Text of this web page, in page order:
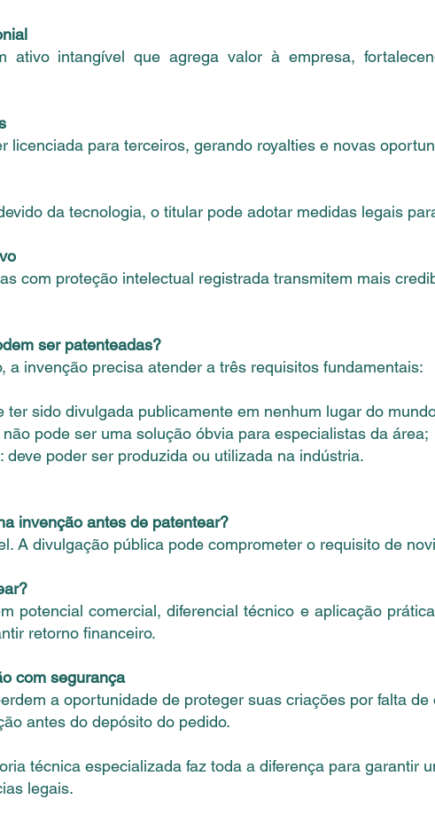
ativo intangível que agrega valor à empresa,
licenciada para terceiros, gerando royalties e novas
da tecnologia, o titular pode adotar medidas legais
com proteção intelectual registrada transmitem mais
ser patenteadas?
a invenção precisa atender a três requisitos fundamentais:​
ter sido divulgada publicamente em nenhum lugar do
pode ser uma solução óbvia para especialistas da área;
deve poder ser produzida ou utilizada na indústria.
invenção antes de patentear?
A divulgação pública pode comprometer o requisito de
potencial comercial, diferencial técnico e aplicação
retorno financeiro.
com segurança
a oportunidade de proteger suas criações por falta
antes do depósito do pedido.
técnica especializada faz toda a diferença para garantir
legais.